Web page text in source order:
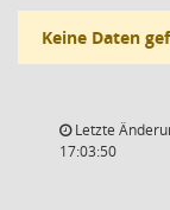
Keine Daten
Letzte
17:03:50